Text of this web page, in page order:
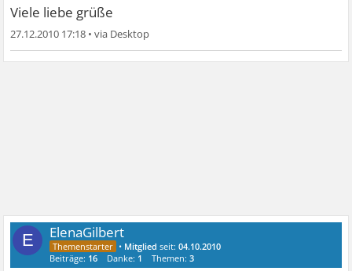
Viele liebe grüße
27.12.2010 17:18 •
E ElenaGilbert
• Mitglied seit:04.10.2010
Beiträge: 16 Danke: 1 Themen:3